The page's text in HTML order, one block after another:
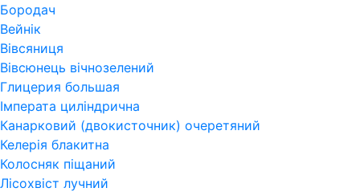
Бородач
Вейнік
Вівсяниця
Вівсюнець вічнозелений
Глицерия большая
Імперата циліндрична
Канарковий (двокисточник) очеретяний
Келерія блакитна
Колосняк піщаний
Лісохвіст лучний